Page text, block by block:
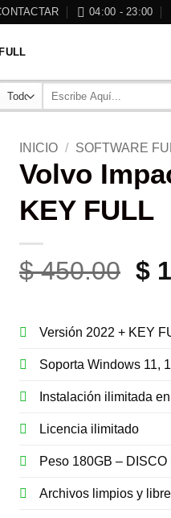
04:00 - 23:00
INICIO / SOFTWARE
Volvo
KEY FULL
$450.00 El
$
$
Versión 2022 + KEY
Soporta Windows 11,
Instalación ilimitada
Licencia ilimitado
Peso 180GB –
Archivos limpios y